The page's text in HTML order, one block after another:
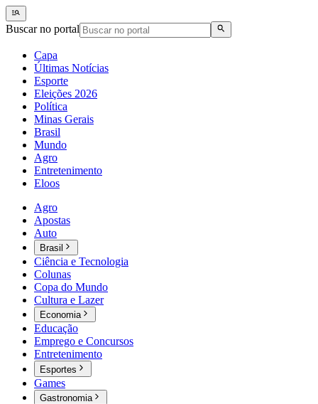
Buscar no portal
Capa
Últimas Notícias
Esporte
Eleições 2026
Política
Minas Gerais
Brasil
Mundo
Agro
Entretenimento
Eloos
Agro
Apostas
Auto
Brasil
Ciência e Tecnologia
Colunas
Copa do Mundo
Cultura e Lazer
Economia
Educação
Emprego e Concursos
Entretenimento
Esportes
Games
Gastronomia